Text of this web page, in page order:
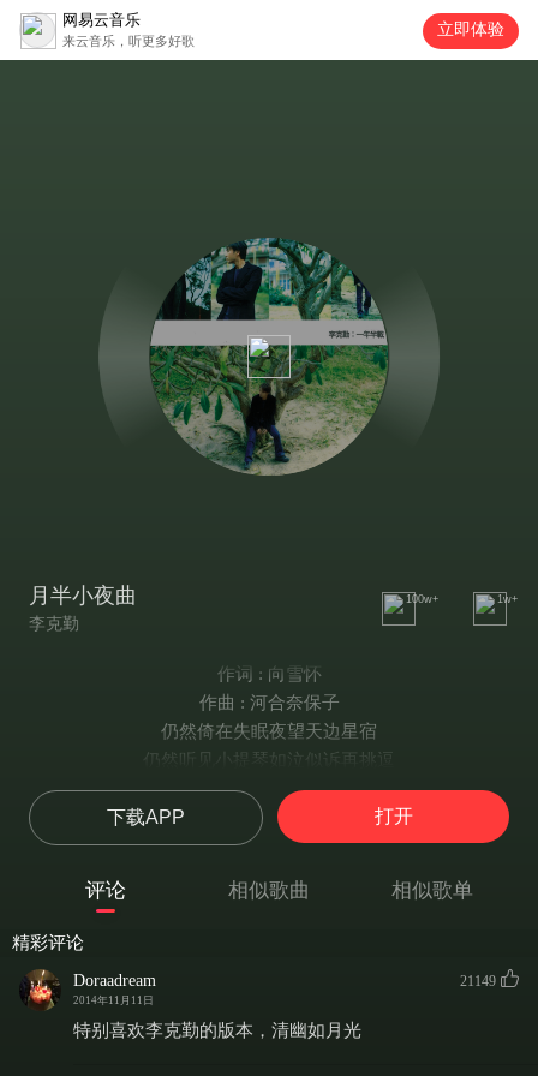
网易云音乐
来云音乐，听更多好歌
立即体验
月半小夜曲
李克勤
100w+ 1w+
作词 : 向雪怀
作曲 : 河合奈保子
仍然倚在失眠夜望天边星宿
仍然听见小提琴如泣似诉再挑逗
为何只剩一弯月留在我的天空
这晚以后音讯隔绝
人如天上的明月是不可拥有
为何只是失望填密我的空虚
但我的心每分每刻仍然被她占有
下载APP 打开
评论 相似歌曲 相似歌单
精彩评论
Doraadream
2014年11月11日
21149
特别喜欢李克勤的版本，清幽如月光